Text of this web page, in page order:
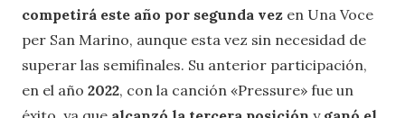
competirá este año por segunda vez en Una Voce
per San Marino, aunque esta vez sin necesidad de
superar las semifinales. Su anterior participación,
en el año 2022, con la canción «Pressure» fue un